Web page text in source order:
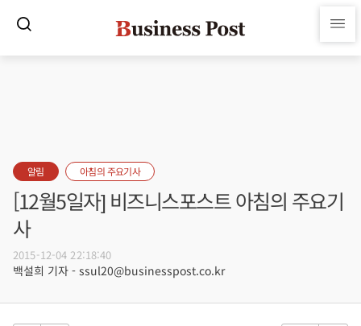
알림 아침의 주요기사
[12월5일자] 비즈니스포스트 아침의 주요기
사
2015-12-04 22:18:40
백설희 기자 - ssul20@businesspost.co.kr